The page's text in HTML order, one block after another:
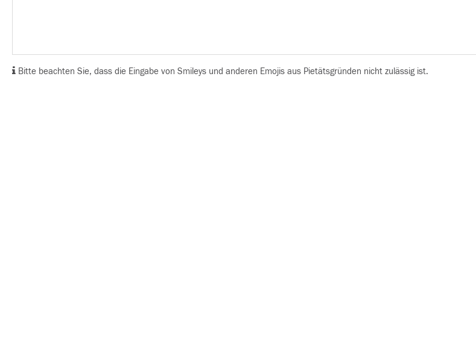
Bitte beachten Sie, dass die Eingabe von Smileys und anderen Emojis aus Pietätsgründen nicht zulässig ist.